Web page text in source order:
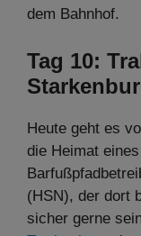
dem Bahnhof.
Tag 10:
Heute geht es
die Heimat
(HSN), der dort
sicher gerne